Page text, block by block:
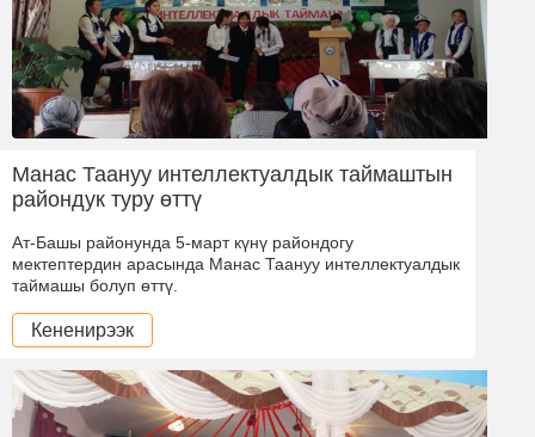
Манас Таануу интеллектуалдык таймаштын
райондук туру өттү
Ат-Башы районунда 5-март күнү райондогу
мектептердин арасында Манас Таануу интеллектуалдык
таймашы болуп өттү.
Кененирээк